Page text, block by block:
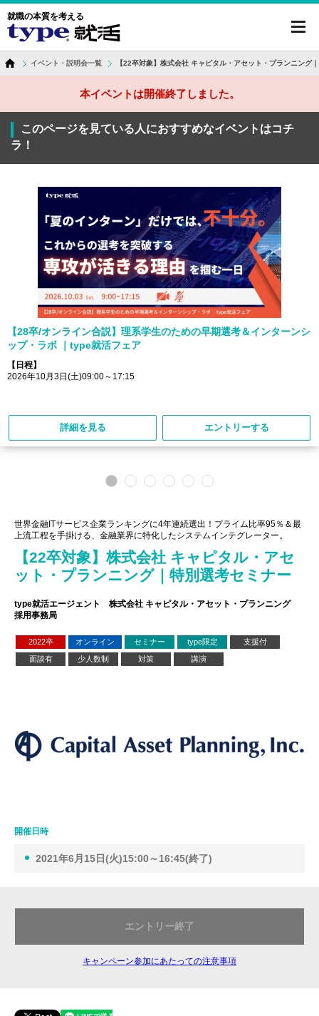
就職の本質を考える
イベント・説明会一覧 【22卒対象】株式会社 キャピタル・アセット・プランニング
本イベントは開催終了しました。
このページを見ている人におすすめなイベントはコチ
ラ！
【28卒/オンライン合説】理系学生のための早期選考＆インターンシ
ップ・ラボ ｜type就活フェア
【日程】
2026年10月3日(土)09:00～17:15
詳細を見る エントリーする
世界金融ITサービス企業ランキングに4年連続選出！プライム比率95％＆最
上流工程を手掛ける、金融業界に特化したシステムインテグレーター。
【22卒対象】株式会社 キャピタル・アセ
ット・プランニング｜特別選考セミナー
type就活エージェント 株式会社 キャピタル・アセット・プランニング
採用事務局
2022卒 オンライン セミナー type限定
支援付
面談有
少人数制 対策 講演
開催日時
2021年6月15日(火)15:00～16:45(終了)
エントリー終了
キャンペーン参加にあたっての注意事項